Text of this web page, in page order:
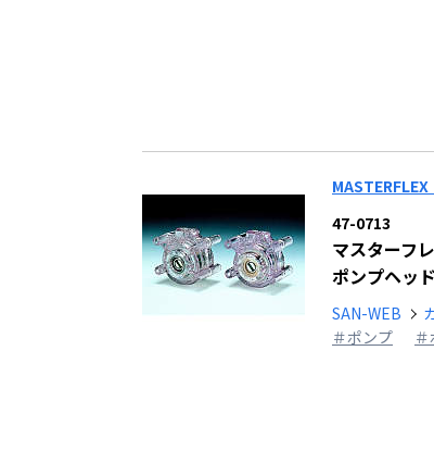
MASTERFLEX
47-0713
マスターフ
ポンプヘッ
SAN-WEB
＃ポンプ